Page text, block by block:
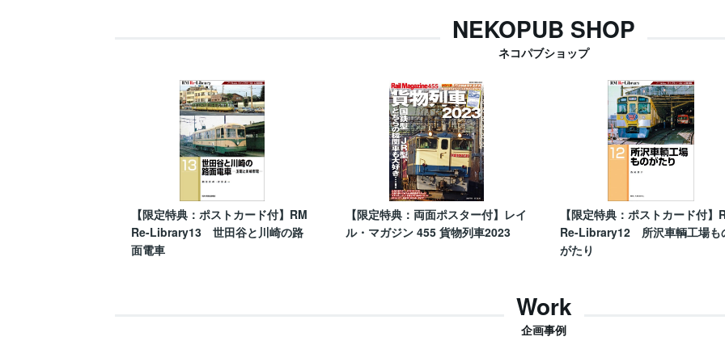
NEKOPUB SHOP
ネコパブショップ
【限定特典：ポストカード付】RM
Re-Library13 世田谷と川崎の路
面電車
【限定特典：両面ポスター付】レイ
ル・マガジン 455 貨物列車2023
【限定特典：ポストカード付】
Re-Library12 所沢車輌工場も
がたり
Work
企画事例